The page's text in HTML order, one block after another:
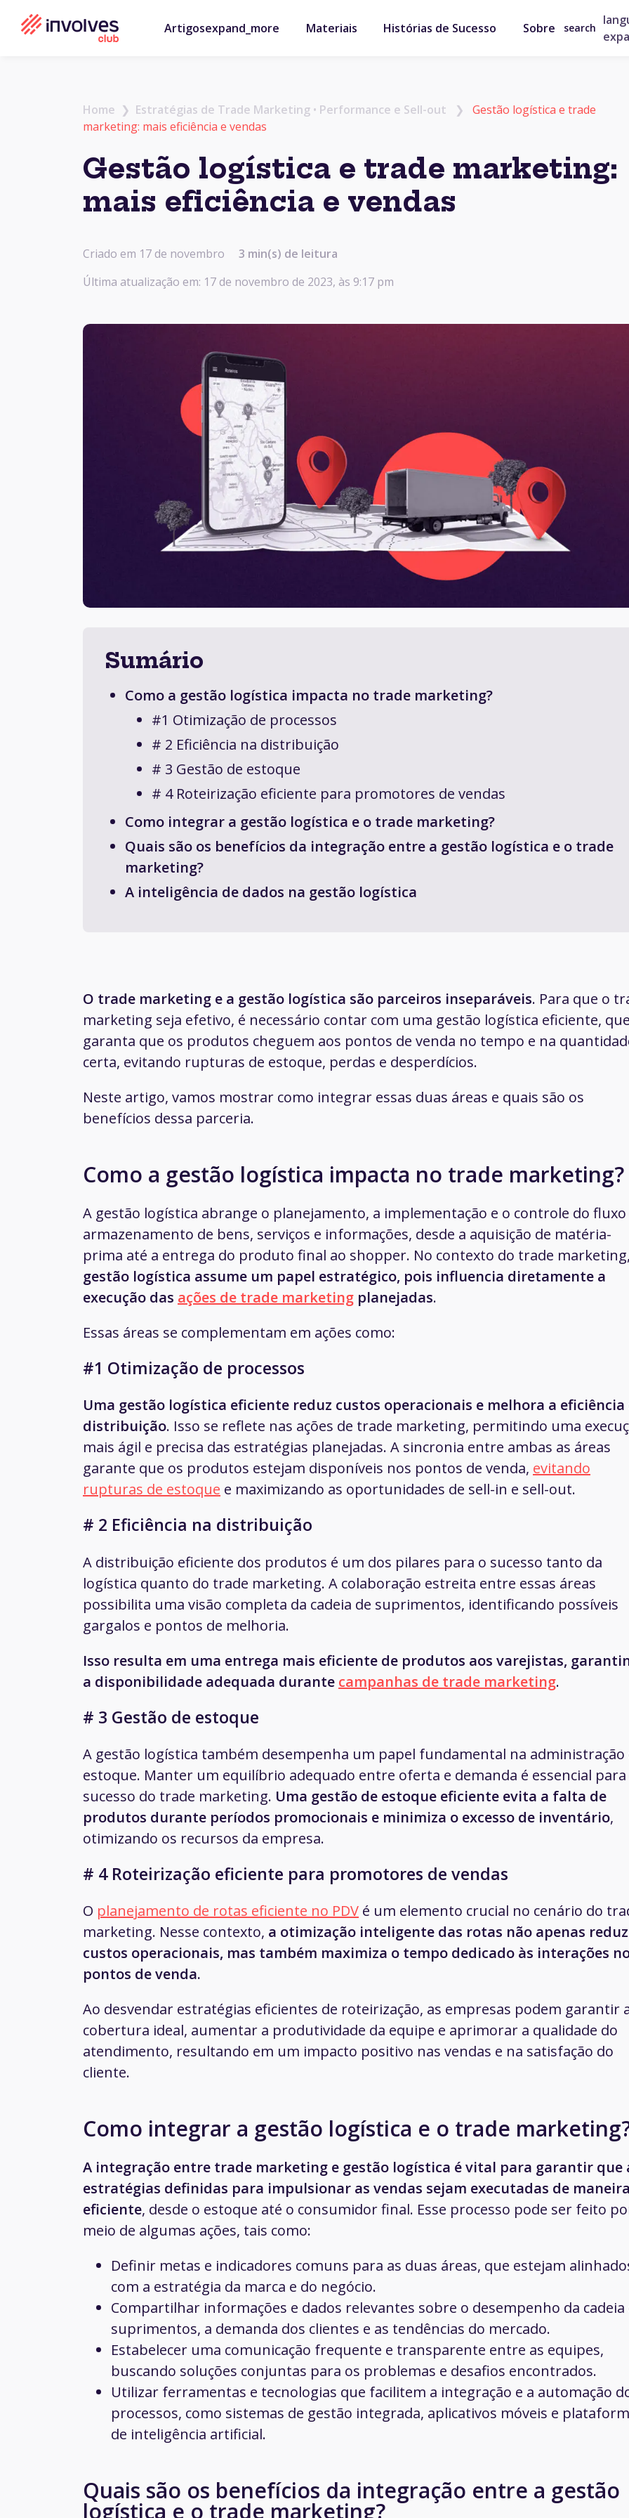
Artigosexpand_more Materiais Histórias de Sucesso Sobre search
Home ❯ Estratégias de Trade Marketing • Performance e Sell-out ❯ Gestão logística e trade
marketing: mais eficiência e vendas
Gestão logística e trade marketing:
mais eficiência e vendas
Criado em 17 de novembro
3 min(s) de leitura
Última atualização em: 17 de novembro de 2023, às 9:17 pm
Sumário
Como a gestão logística impacta no trade marketing?
#1 Otimização de processos
# 2 Eficiência na distribuição
# 3 Gestão de estoque
# 4 Roteirização eficiente para promotores de vendas
Como integrar a gestão logística e o trade marketing?
Quais são os benefícios da integração entre a gestão logística e o trade
marketing?
A inteligência de dados na gestão logística
O trade marketing e a gestão logística são parceiros inseparáveis. Para que o
marketing seja efetivo, é necessário contar com uma gestão logística eficiente, que
garanta que os produtos cheguem aos pontos de venda no tempo e na
certa, evitando rupturas de estoque, perdas e desperdícios.
Neste artigo, vamos mostrar como integrar essas duas áreas e quais são os
benefícios dessa parceria.
Como a gestão logística impacta no trade marketing?
A gestão logística abrange o planejamento, a implementação e o controle do fluxo
armazenamento de bens, serviços e informações, desde a aquisição de matéria-
prima até a entrega do produto final ao shopper. No contexto do trade marketing,
gestão logística assume um papel estratégico, pois influencia diretamente a
execução das ações de trade marketing planejadas.
Essas áreas se complementam em ações como:
#1 Otimização de processos
Uma gestão logística eficiente reduz custos operacionais e melhora a eficiência
distribuição. Isso se reflete nas ações de trade marketing, permitindo uma
mais ágil e precisa das estratégias planejadas. A sincronia entre ambas as áreas
garante que os produtos estejam disponíveis nos pontos de venda, evitando
rupturas de estoque e maximizando as oportunidades de sell-in e sell-out.
# 2 Eficiência na distribuição
A distribuição eficiente dos produtos é um dos pilares para o sucesso tanto da
logística quanto do trade marketing. A colaboração estreita entre essas áreas
possibilita uma visão completa da cadeia de suprimentos, identificando possíveis
gargalos e pontos de melhoria.
Isso resulta em uma entrega mais eficiente de produtos aos varejistas,
a disponibilidade adequada durante campanhas de trade marketing.
# 3 Gestão de estoque
A gestão logística também desempenha um papel fundamental na administração
estoque. Manter um equilíbrio adequado entre oferta e demanda é essencial para
sucesso do trade marketing. Uma gestão de estoque eficiente evita a falta de
produtos durante períodos promocionais e minimiza o excesso de inventário,
otimizando os recursos da empresa.
# 4 Roteirização eficiente para promotores de vendas
O planejamento de rotas eficiente no PDV é um elemento crucial no cenário do
marketing. Nesse contexto, a otimização inteligente das rotas não apenas reduz
custos operacionais, mas também maximiza o tempo dedicado às interações
pontos de venda.
Ao desvendar estratégias eficientes de roteirização, as empresas podem garantir
cobertura ideal, aumentar a produtividade da equipe e aprimorar a qualidade do
atendimento, resultando em um impacto positivo nas vendas e na satisfação do
cliente.
Como integrar a gestão logística e o trade
A integração entre trade marketing e gestão logística é vital para garantir que
estratégias definidas para impulsionar as vendas sejam executadas de maneira
eficiente, desde o estoque até o consumidor final. Esse processo pode ser feito
meio de algumas ações, tais como:
Definir metas e indicadores comuns para as duas áreas, que estejam
com a estratégia da marca e do negócio.
Compartilhar informações e dados relevantes sobre o desempenho da cadeia
suprimentos, a demanda dos clientes e as tendências do mercado.
Estabelecer uma comunicação frequente e transparente entre as equipes,
buscando soluções conjuntas para os problemas e desafios encontrados.
Utilizar ferramentas e tecnologias que facilitem a integração e a automação
processos, como sistemas de gestão integrada, aplicativos móveis e
de inteligência artificial.
Quais são os benefícios da integração entre a gestão
logística e o trade marketing?